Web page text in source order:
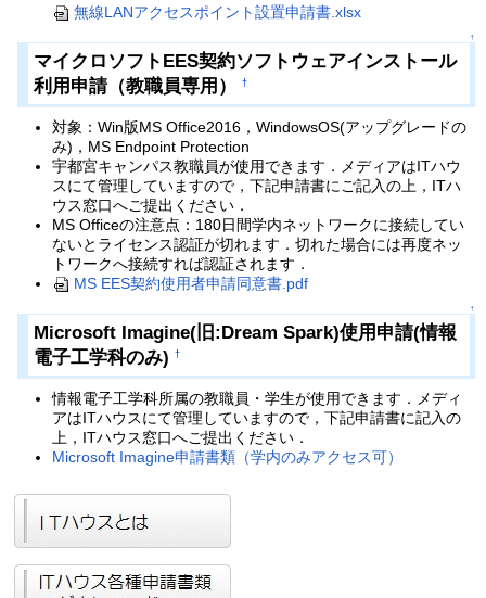
無線LANアクセスポイント設置申請書.xlsx
↑
マイクロソフトEES契約ソフトウェアインストール
利用申請（教職員専用）
†
対象：Win版MS Office2016，WindowsOS(アップグレードの
み)，MS Endpoint Protection
宇都宮キャンパス教職員が使用できます．メディアはITハウ
スにて管理していますので，下記申請書にご記入の上，ITハ
ウス窓口へご提出ください．
MS Officeの注意点：180日間学内ネットワークに接続してい
ないとライセンス認証が切れます．切れた場合には再度ネッ
トワークへ接続すれば認証されます．
MS EES契約使用者申請同意書.pdf
↑
Microsoft Imagine(旧:Dream Spark)使用申請(情報
電子工学科のみ) †
情報電子工学科所属の教職員・学生が使用できます．メディ
アはITハウスにて管理していますので，下記申請書に記入の
上，ITハウス窓口へご提出ください．
Microsoft Imagine申請書類（学内のみアクセス可）